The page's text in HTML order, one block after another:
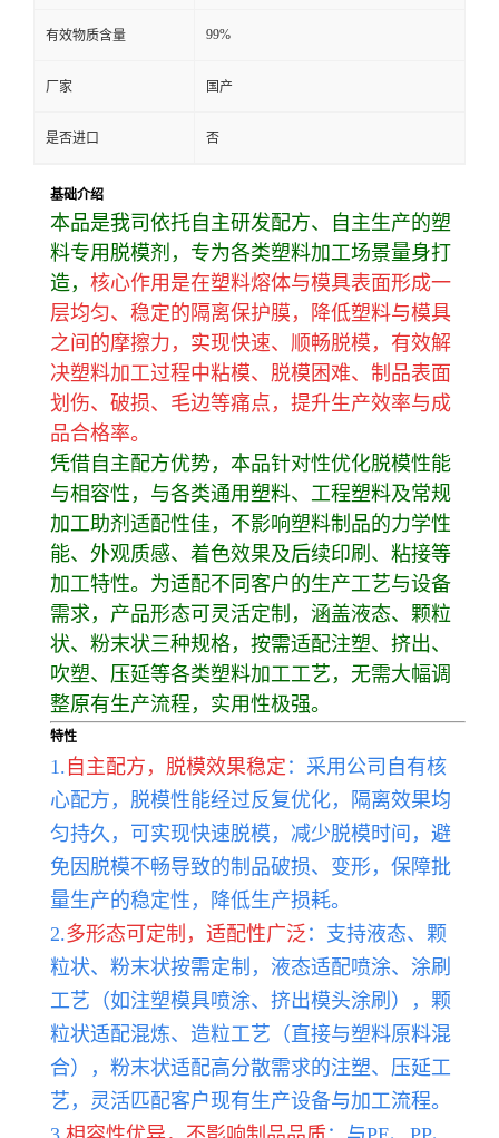
有效物质含量 99%
厂家 国产
是否进口 否
基础介绍
本品是我司依托自主研发配方、自主生产的塑
料专用脱模剂，专为各类塑料加工场景量身打
造， 核心作用是在塑料熔体与模具表面形成一
层均匀、稳定的隔离保护膜，降低塑料与模具
之间的摩擦力，实现快速、顺畅脱模，有效解
决塑料加工过程中粘模、脱模困难、制品表面
划伤、破损、毛边等痛点，提升生产效率与成
品合格率。
凭借自主配方优势，本品针对性优化脱模性能
与相容性，与各类通用塑料、工程塑料及常规
加工助剂适配性佳，不影响塑料制品的力学性
能、外观质感、着色效果及后续印刷、粘接等
加工特性。为适配不同客户的生产工艺与设备
需求，产品形态可灵活定制，涵盖液态、颗粒
状、粉末状三种规格，按需适配注塑、挤出、
吹塑、压延等各类塑料加工工艺，无需大幅调
整原有生产流程，实用性极强。
特性
1. 自主配方，脱模效果稳定 ：采用公司自有核
心配方，脱模性能经过反复优化，隔离效果均
匀持久，可实现快速脱模，减少脱模时间，避
免因脱模不畅导致的制品破损、变形，保障批
量生产的稳定性，降低生产损耗。
2.多形态可定制，适配性广泛 ：支持液态、颗
粒状、粉末状按需定制，液态适配喷涂、涂刷
工艺（如注塑模具喷涂、挤出模头涂刷），颗
粒状适配混炼、造粒工艺（直接与塑料原料混
合），粉末状适配高分散需求的注塑、压延工
艺，灵活匹配客户现有生产设备与加工流程。